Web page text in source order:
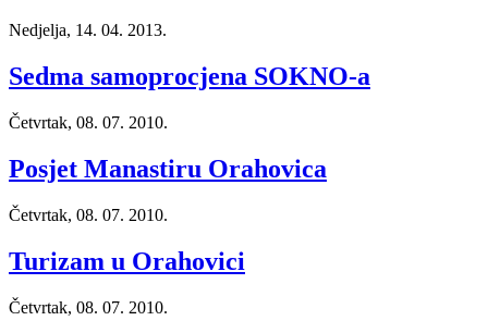
Nedjelja, 14. 04. 2013.
Sedma samoprocjena SOKNO-a
Četvrtak, 08. 07. 2010.
Posjet Manastiru Orahovica
Četvrtak, 08. 07. 2010.
Turizam u Orahovici
Četvrtak, 08. 07. 2010.